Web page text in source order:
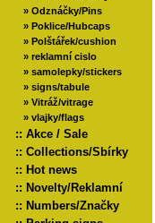
» Odznáčky/Pins
» Poklice/Hubcaps
» Polštářek/cushion
» reklamní cislo
» samolepky/stickers
» signs/tabule
» Vitráž/vitrage
» vlajky/flags
:: Akce / Sale
:: Collections/Sbírky
:: Hot news
:: Novelty/Reklamní
:: Numbers/Značky